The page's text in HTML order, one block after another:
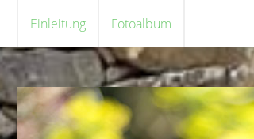
Einleitung Fotoalbum